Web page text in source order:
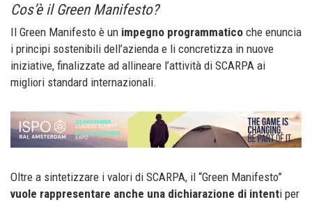
Cos’è il Green Manifesto?
Il Green Manifesto è un impegno programmatico che enuncia
i principi sostenibili dell’azienda e li concretizza in nuove
iniziative, finalizzate ad allineare l’attività di SCARPA ai
migliori standard internazionali.
Oltre a sintetizzare i valori di SCARPA, il “Green Manifesto”
vuole rappresentare anche una dichiarazione di intenti per